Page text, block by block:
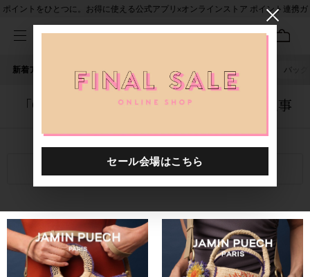
ポイントをひとつに。お得に使える公式アプリ×オンラインストア ポイント連携ガ
新着アイテム 人気ワード セール 40th限定 バッグ
「0000001.2510015.0019」に関する記事
関連キーワード